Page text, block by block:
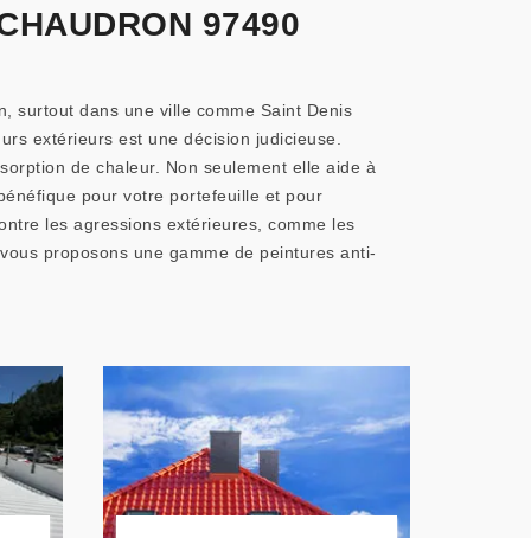
97490
surtout dans une ville comme Saint Denis
extérieurs est une décision judicieuse.
de chaleur. Non seulement elle aide à
pour votre portefeuille et pour
les agressions extérieures, comme les
proposons une gamme de peintures anti-